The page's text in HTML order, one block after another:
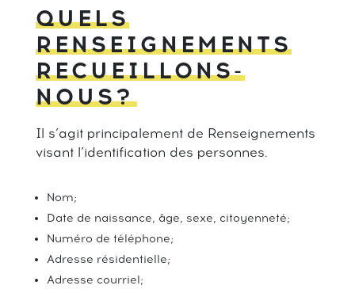
QUELS
RENSEIGNEMENTS
RECUEILLONS-
NOUS?
Il s’agit principalement de Renseignements
visant l’identification des personnes.
Nom;
Date de naissance, âge, sexe, citoyenneté;
Numéro de téléphone;
Adresse résidentielle;
Adresse courriel;